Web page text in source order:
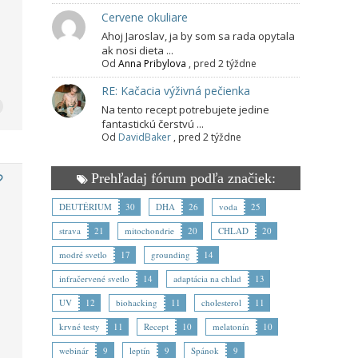
Cervene okuliare
Ahoj Jaroslav, ja by som sa rada opytala
ak nosi dieta ...
Od Anna Pribylova , pred 2 týždne
RE: Kačacia výživná pečienka
Na tento recept potrebujete jedine
fantastickú čerstvú ...
Od DavidBaker , pred 2 týždne
Prehľadaj fórum podľa značiek:
DEUTÉRIUM 30 DHA 26 voda
25
strava
21 mitochondrie 20 CHLAD
20
modré svetlo
17 grounding
14
infračervené svetlo
14 adaptácia na chlad
13
UV
12 biohacking 11 cholesterol
11
krvné testy
11 Recept 10 melatonín
10
webinár
9 leptín 9 Spánok 9